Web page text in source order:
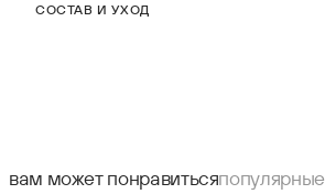
СОСТАВ И УХОД
вам может понравитьсяпопулярные